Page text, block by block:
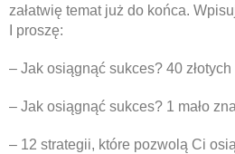
załatwię temat już do końca.
I proszę:
– Jak osiągnąć sukces? 40
– Jak osiągnąć sukces? 1 mało
– 12 strategii, które pozwolą Ci